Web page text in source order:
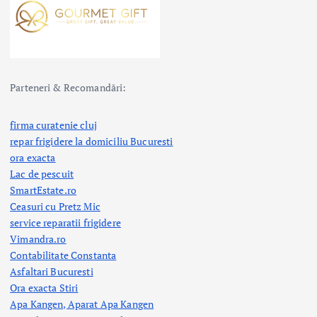
Parteneri & Recomandări:
firma curatenie cluj
repar frigidere la domiciliu Bucuresti
ora exacta
Lac de pescuit
SmartEstate.ro
Ceasuri cu Pretz Mic
service reparatii frigidere
Vimandra.ro
Contabilitate Constanta
Asfaltari Bucuresti
Ora exacta Stiri
Apa Kangen, Aparat Apa Kangen